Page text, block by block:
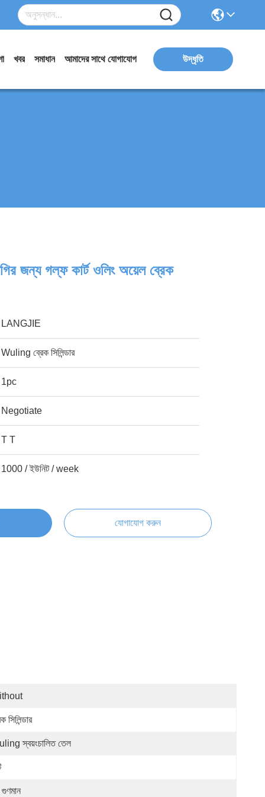
খবর সমাধান আমাদের সাথে যোগাযোগ উদ্ধৃতি
জন্য গল্ফ কার্ট ওলিং অয়েল ব্রেক
LANGJIE
Wuling ব্রেক সিলিন্ডার
1pc
Negotiate
T T
1000 / ইউনিট / week
যোগাযোগ করুন
সিলিন্ডার
স্বয়ংচালিত তেল